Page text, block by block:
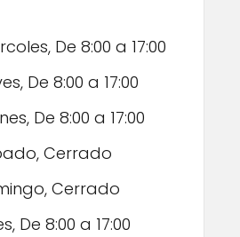
De 8:00 a 17:00
De 8:00 a 17:00
De 8:00 a 17:00
Cerrado
Cerrado
De 8:00 a 17:00